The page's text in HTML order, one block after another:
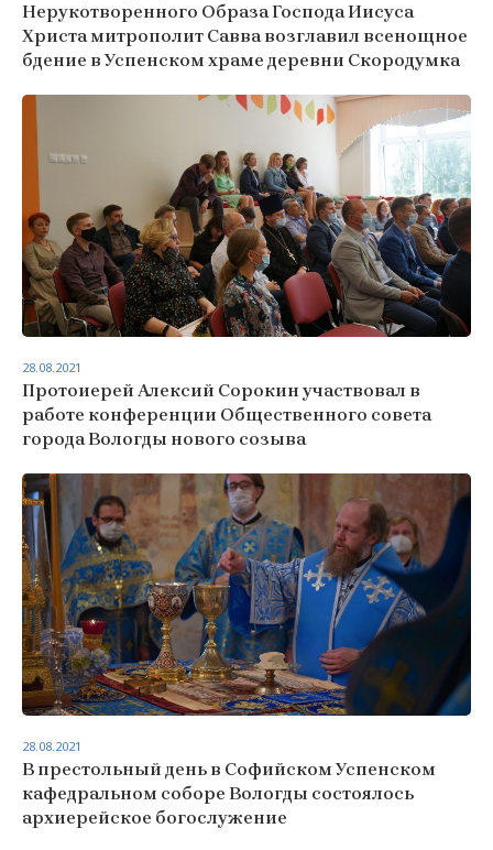
Нерукотворенного Образа Господа Иисуса
Христа митрополит Савва возглавил всенощное
бдение в Успенском храме деревни Скородумка
Протоиерей Алексий Сорокин участвовал в
работе конференции Общественного совета
города Вологды нового созыва
28.08.2021
В престольный день в Софийском Успенском
кафедральном соборе Вологды состоялось
архиерейское богослужение
28.08.2021